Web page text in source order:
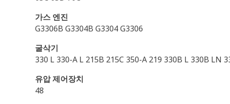
가스 엔진
G3306B G3304B G3304 G3306
굴삭기
330 L 330-A L 215B 215C 350-A 219 330B L 330B LN
유압 제어장치
48